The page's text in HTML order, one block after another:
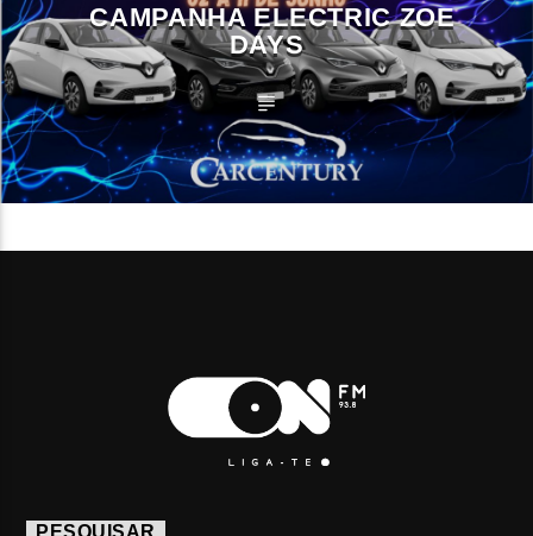
CAMPANHA ELECTRIC ZOE
DAYS